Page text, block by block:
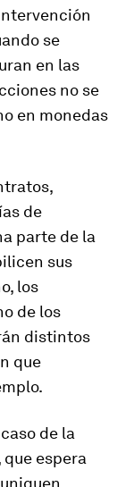
se
en las
no se
en monedas
de
parte de la
sus
los
de los
distintos
que
de la
que espera